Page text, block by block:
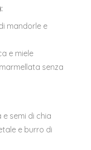
mandorle e
e miele
senza
semi di chia
e burro di